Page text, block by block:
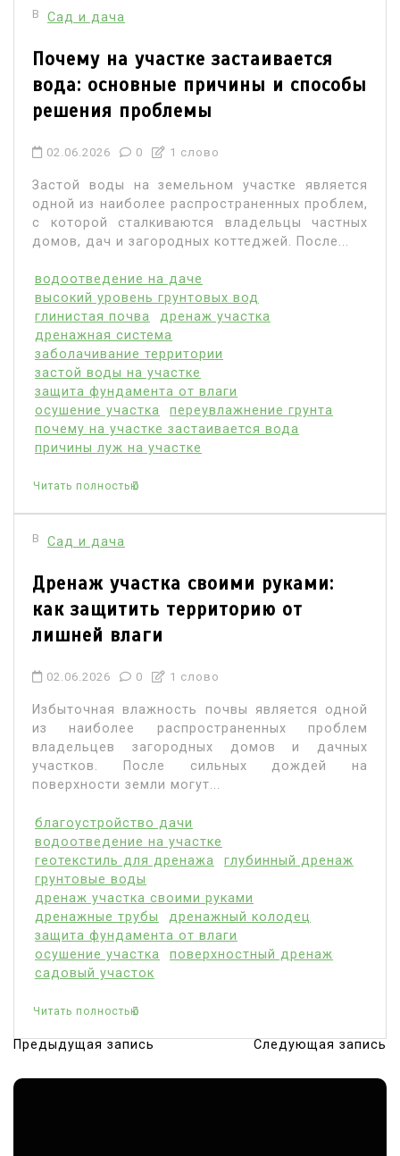
В Сад и дача
Почему на участке застаивается
вода: основные причины и способы
решения проблемы
02.06.2026 0 1 слово
Застой воды на земельном участке является
одной из наиболее распространенных проблем,
с которой сталкиваются владельцы частных
домов, дач и загородных коттеджей. После...
водоотведение на даче
высокий уровень грунтовых вод
глинистая почва
дренаж участка
дренажная система
заболачивание территории
застой воды на участке
защита фундамента от влаги
осушение участка
переувлажнение грунта
почему на участке застаивается вода
причины луж на участке
Читать полностью
В Сад и дача
Дренаж участка своими руками:
как защитить территорию от
лишней влаги
02.06.2026 0 1 слово
Избыточная влажность почвы является одной
из наиболее распространенных проблем
владельцев загородных домов и дачных
участков. После сильных дождей на
поверхности земли могут...
благоустройство дачи
водоотведение на участке
геотекстиль для дренажа
глубинный дренаж
грунтовые воды
дренаж участка своими руками
дренажные трубы
дренажный колодец
защита фундамента от влаги
осушение участка
поверхностный дренаж
садовый участок
Читать полностью
Н
а
Предыдущая запись Следующая запись